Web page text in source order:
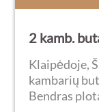
2 kamb.
Klaipėdoje,
kambarių
Bendras